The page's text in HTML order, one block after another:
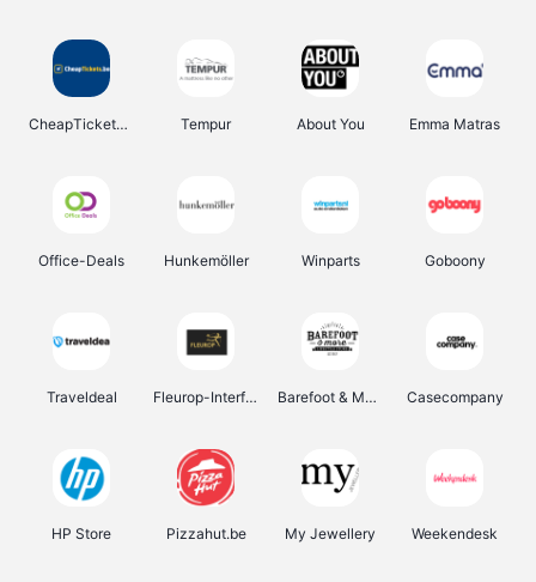
CheapTickets.be Tempur About You Emma Matras
Office-Deals Hunkemöller Winparts Goboony
Traveldeal Fleurop-Interflora Barefoot & More Casecompany
HP Store Pizzahut.be My Jewellery Weekendesk